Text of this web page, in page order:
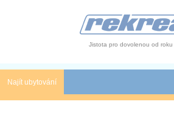
Jistota pro dovolenou od roku
Najít ubytování